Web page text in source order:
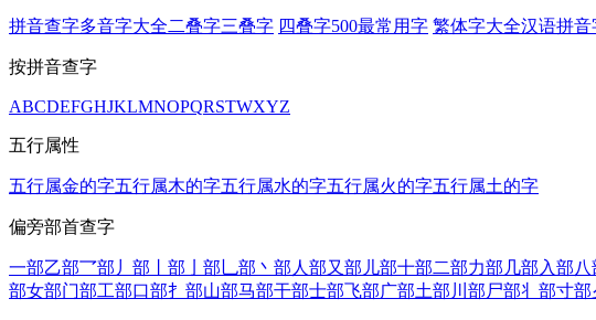
拼音查字多音字大全二叠字三叠字 四叠字500最常用字 繁体字大全汉语拼音
按拼音查字
ABCDEFGHJKLMNOPQRSTWXYZ
五行属性
五行属金的字五行属木的字五行属水的字五行属火的字五行属土的字
偏旁部首查字
一部乙部乛部 丿部 丨部 亅部 乚部 丶部 人部又部 儿部十部二部力部 几部 入部八
部女部门部工部口部扌部山部马部干部士部飞部广部土部 川部尸部丬部寸部